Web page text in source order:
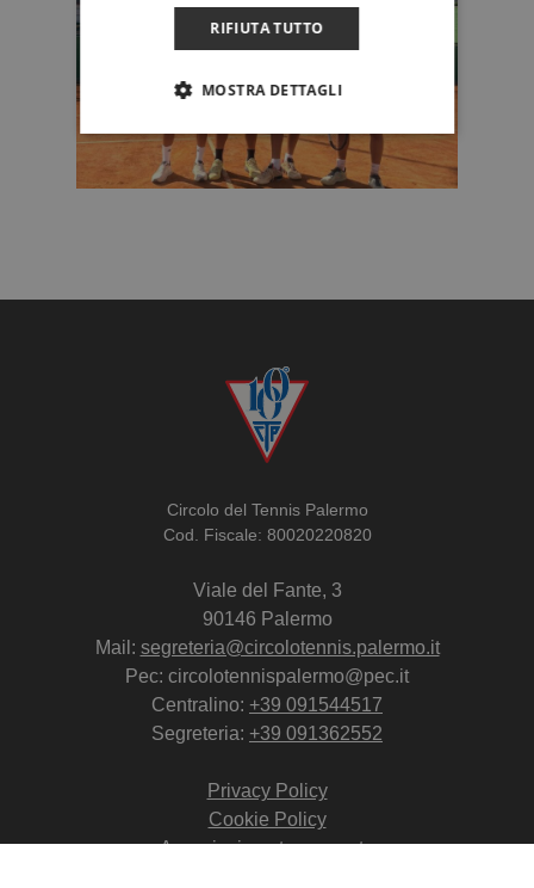
Circolo del Tennis Palermo
Cod. Fiscale: 80020220820
Viale del Fante, 3
90146 Palermo
Mail: segreteria@circolotennis.palermo.it
Pec: circolotennispalermo@pec.it
Centralino: +39 091544517
Segreteria: +39 091362552
Privacy Policy
Cookie Policy
Associazione trasparente
RIFIUTA TUTTO
MOSTRA DETTAGLI